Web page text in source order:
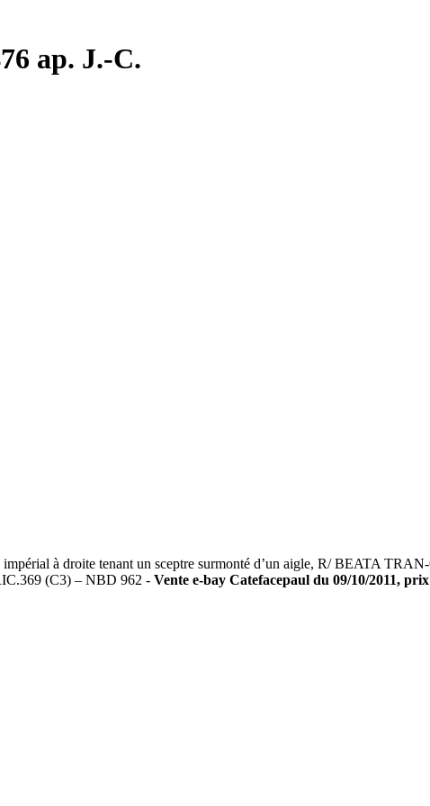
ap. J.-C.
à droite tenant un sceptre surmonté d’un aigle, R/ BEATA
(C3) – NBD 962 - Vente e-bay Catefacepaul du 09/10/2011,